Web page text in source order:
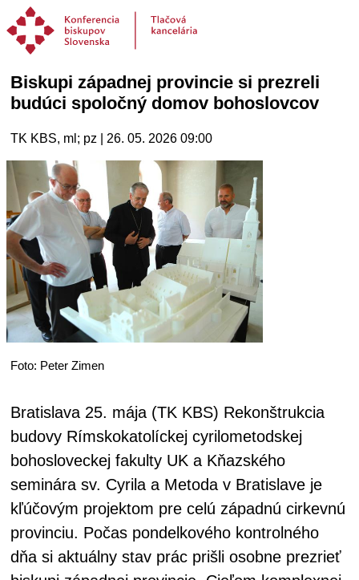
Biskupi západnej provincie si prezreli
budúci spoločný domov bohoslovcov
TK KBS, ml; pz | 26. 05. 2026 09:00
Foto: Peter Zimen
Bratislava 25. mája (TK KBS) Rekonštrukcia
budovy Rímskokatolíckej cyrilometodskej
bohosloveckej fakulty UK a Kňazského
seminára sv. Cyrila a Metoda v Bratislave je
kľúčovým projektom pre celú západnú cirkevnú
provinciu. Počas pondelkového kontrolného
dňa si aktuálny stav prác prišli osobne prezrieť